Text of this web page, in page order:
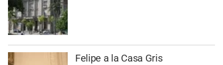
Felipe a la Casa Gris